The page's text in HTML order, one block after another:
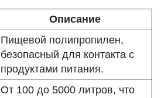
Описание
Пищевой полипропилен,
безопасный для контакта с
продуктами питания.
От 100 до 5000 литров, что